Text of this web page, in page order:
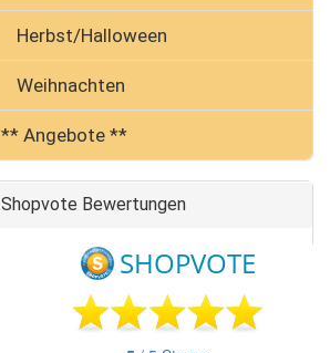
Herbst/Halloween
Weihnachten
** Angebote **
Shopvote Bewertungen